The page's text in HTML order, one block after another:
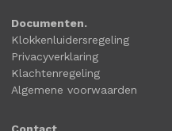
Documenten.
Klokkenluidersregeling
Privacyverklaring
Klachtenregeling
Algemene voorwaarden